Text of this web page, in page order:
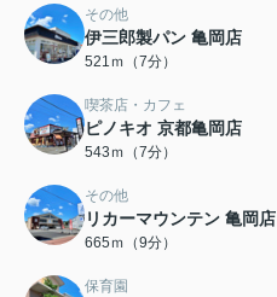
その他
伊三郎製パン 亀岡店
521ｍ（7分）
喫茶店・カフェ
ピノキオ 京都亀岡店
543ｍ（7分）
その他
リカーマウンテン 亀岡店
665ｍ（9分）
保育園